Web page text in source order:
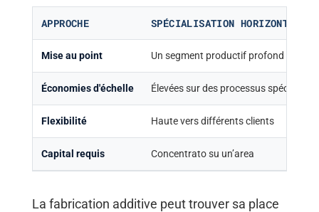
APPROCHE SPÉCIALISATION HORIZONTALE
Mise au point Un segment productif profond
Économies d'échelle Élevées sur des processus spécifiques
Flexibilité Haute vers différents clients
Capital requis Concentrato su un’area
La fabrication additive peut trouver sa place